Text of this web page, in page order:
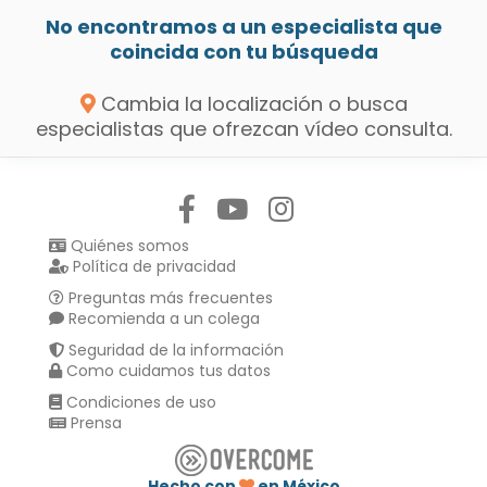
No encontramos a un especialista que
coincida con tu búsqueda
Cambia la localización o busca
especialistas que ofrezcan vídeo consulta.
Quiénes somos
Política de privacidad
Preguntas más frecuentes
Recomienda a un colega
Seguridad de la información
Como cuidamos tus datos
Condiciones de uso
Prensa